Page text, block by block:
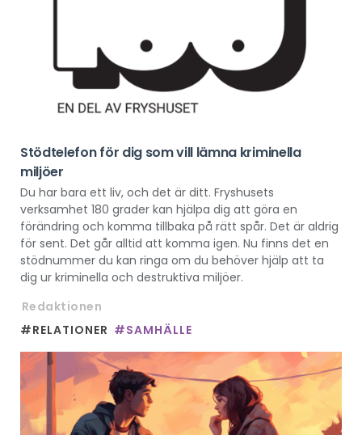
Stödtelefon för dig som vill lämna kriminella
miljöer
Du har bara ett liv, och det är ditt. Fryshusets
verksamhet 180 grader kan hjälpa dig att göra en
förändring och komma tillbaka på rätt spår. Det är aldrig
för sent. Det går alltid att komma igen. Nu finns det en
stödnummer du kan ringa om du behöver hjälp att ta
dig ur kriminella och destruktiva miljöer.
Redaktionen
#RELATIONER #SAMHÄLLE